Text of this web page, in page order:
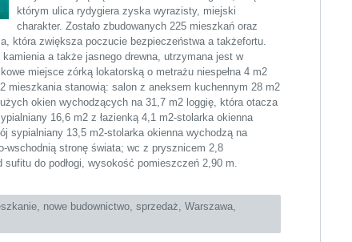
którym ulica rydygiera zyska wyrazisty, miejski
charakter. Zostało zbudowanych 225 mieszkań oraz
która zwiększa poczucie bezpieczeństwa a takżefortu.
a także jasnego drewna, utrzymana jest w
miejsce zórką lokatorską o metrażu niespełna 4 m2
mieszkania stanowią: salon z aneksem kuchennym 28 m2
okien wychodzących na 31,7 m2 loggię, która otacza
16,6 m2 z łazienką 4,1 m2-stolarka okienna
sypialniany 13,5 m2-stolarka okienna wychodzą na
wschodnią stronę świata; wc z prysznicem 2,8
do podłogi, wysokość pomieszczeń 2,90 m.
, nowe budownictwo, sprzedaż, Warszawa,